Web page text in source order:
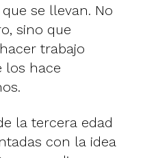
se llevan. No
sino que
trabajo
los hace
la tercera edad
con la idea